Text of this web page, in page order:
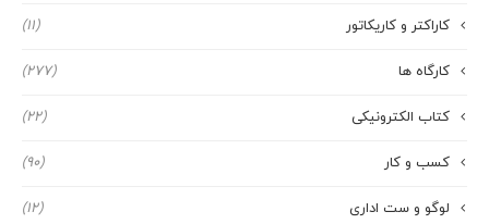
کاراکتر و کاریکاتور (11)
کارگاه ها (277)
کتاب الکترونیکی (22)
کسب و کار (90)
لوگو و ست اداری (12)